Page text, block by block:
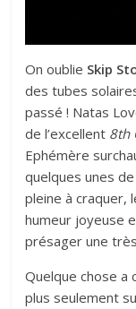
On oublie Skip
des tubes
passé ! Natas
de l’excellent 8th
Ephémère
quelques unes
pleine à craquer,
humeur joyeuse
présager une
Quelque chose a
plus seulement